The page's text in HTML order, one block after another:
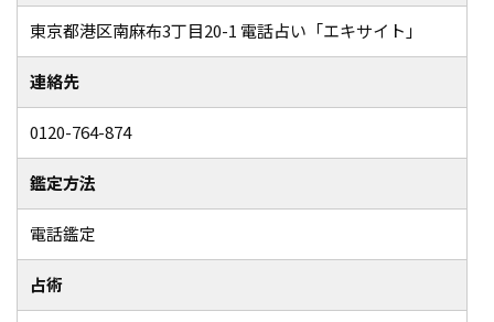
東京都港区南麻布3丁目20-1 電話占い「エキサイト」
連絡先
0120-764-874
鑑定方法
電話鑑定
占術